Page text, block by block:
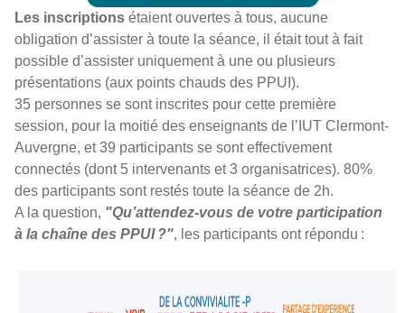
Les inscriptions étaient ouvertes à tous, aucune
obligation d’assister à toute la séance, il était tout à fait
possible d’assister uniquement à une ou plusieurs
présentations (aux points chauds des PPUI).
35 personnes se sont inscrites pour cette première
session, pour la moitié des enseignants de l’IUT Clermont-
Auvergne, et 39 participants se sont effectivement
connectés (dont 5 intervenants et 3 organisatrices). 80%
des participants sont restés toute la séance de 2h.
A la question, "Qu’attendez-vous de votre participation
à la chaîne des PPUI ?", les participants ont répondu :